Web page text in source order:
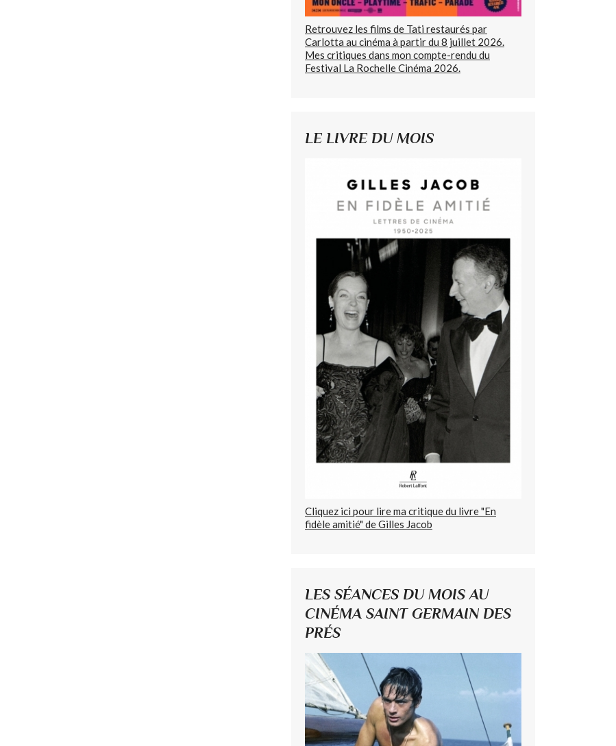
Retrouvez les films de Tati restaurés par
Carlotta au cinéma à partir du 8 juillet 2026.
Mes critiques dans mon compte-rendu du
Festival La Rochelle Cinéma 2026.
LE LIVRE DU MOIS
Cliquez ici pour lire ma critique du livre "En
fidèle amitié" de Gilles Jacob
LES SÉANCES DU MOIS AU
CINÉMA SAINT GERMAIN DES
PRÉS